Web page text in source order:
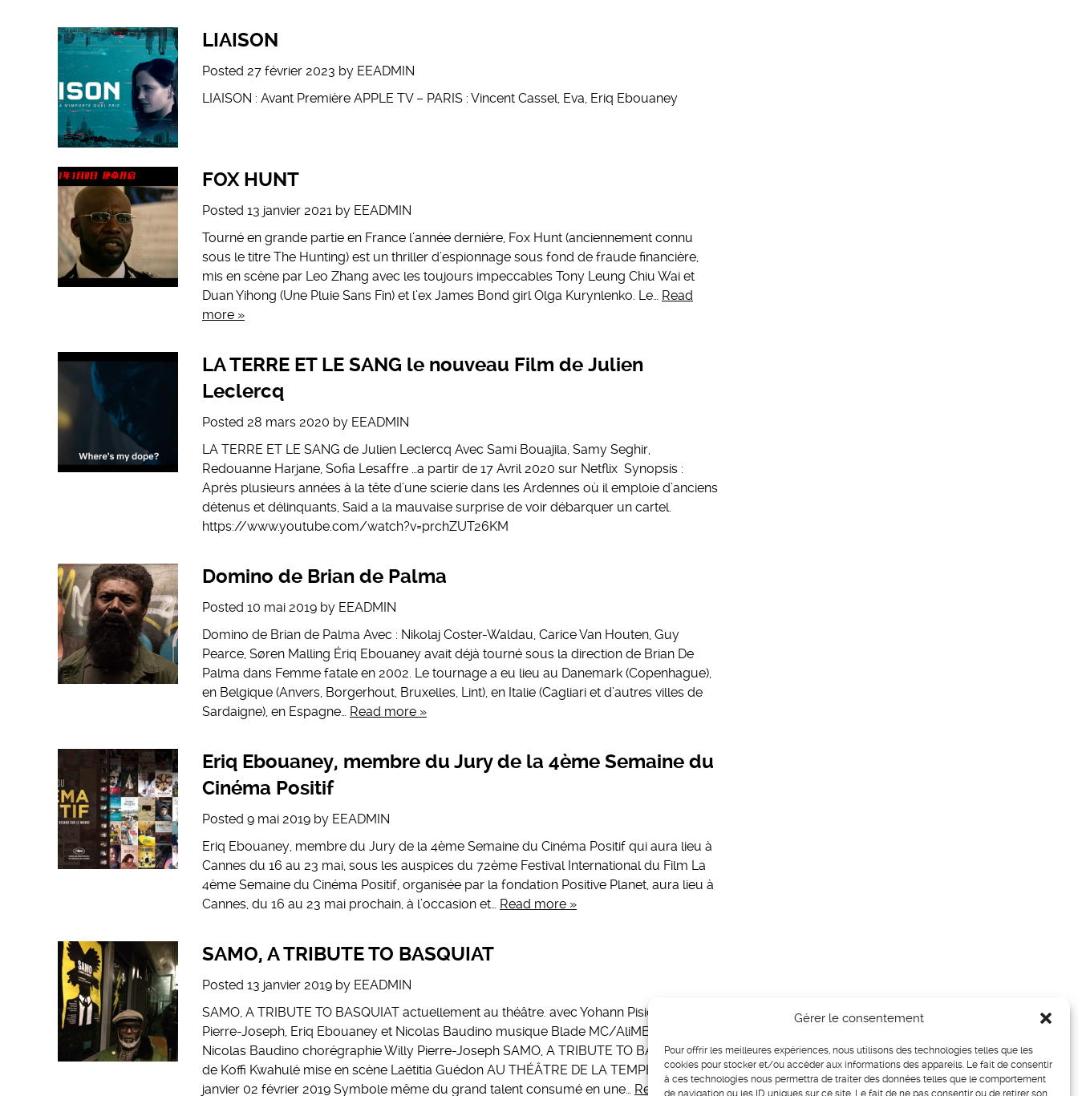
Gérer le consentement
Pour offrir les meilleures expériences, nous utilisons des technologies telles que les
cookies pour stocker et/ou accéder aux informations des appareils. Le fait de consentir
à ces technologies nous permettra de traiter des données telles que le comportement
de navigation ou les ID uniques sur ce site. Le fait de ne pas consentir ou de retirer son
LIAISON
Posted 27 février 2023 by EEADMIN
LIAISON : Avant Première APPLE TV – PARIS : Vincent Cassel, Eva, Eriq Ebouaney
FOX HUNT
Posted 13 janvier 2021 by EEADMIN
Tourné en grande partie en France l’année dernière, Fox Hunt (anciennement connu
sous le titre The Hunting) est un thriller d’espionnage sous fond de fraude financière,
mis en scène par Leo Zhang avec les toujours impeccables Tony Leung Chiu Wai et
Duan Yihong (Une Pluie Sans Fin) et l’ex James Bond girl Olga Kurynlenko. Le… Read
more »
LA TERRE ET LE SANG le nouveau Film de Julien
Leclercq
Posted 28 mars 2020 by EEADMIN
LA TERRE ET LE SANG de Julien Leclercq Avec Sami Bouajila, Samy Seghir,
Redouanne Harjane, Sofia Lesaffre …a partir de 17 Avril 2020 sur Netflix Synopsis :
Après plusieurs années à la tête d’une scierie dans les Ardennes où il emploie d’anciens
détenus et délinquants, Said a la mauvaise surprise de voir débarquer un cartel.
https://www.youtube.com/watch?v=prchZUT26KM
Domino de Brian de Palma
Posted 10 mai 2019 by EEADMIN
Domino de Brian de Palma Avec : Nikolaj Coster-Waldau, Carice Van Houten, Guy
Pearce, Søren Malling Ériq Ebouaney avait déjà tourné sous la direction de Brian De
Palma dans Femme fatale en 2002. Le tournage a eu lieu au Danemark (Copenhague),
en Belgique (Anvers, Borgerhout, Bruxelles, Lint), en Italie (Cagliari et d’autres villes de
Sardaigne), en Espagne… Read more »
Eriq Ebouaney, membre du Jury de la 4ème Semaine du
Cinéma Positif
Posted 9 mai 2019 by EEADMIN
Eriq Ebouaney, membre du Jury de la 4ème Semaine du Cinéma Positif qui aura lieu à
Cannes du 16 au 23 mai, sous les auspices du 72ème Festival International du Film La
4ème Semaine du Cinéma Positif, organisée par la fondation Positive Planet, aura lieu à
Cannes, du 16 au 23 mai prochain, à l’occasion et… Read more »
​SAMO, A TRIBUTE TO BASQUIAT
Posted 13 janvier 2019 by EEADMIN
SAMO, A TRIBUTE TO BASQUIAT actuellement au théâtre. avec Yohann Pisiou, Willy
Pierre-Joseph, Eriq Ebouaney et Nicolas Baudino musique Blade MC/AliMBaye et
Nicolas Baudino chorégraphie Willy Pierre-Joseph ​SAMO, A TRIBUTE TO BASQUIAT
de Koffi Kwahulé mise en scène Laëtitia Guédon AU THÉÂTRE DE LA TEMPÊTE du 11
janvier 02 février 2019 Symbole même du grand talent consumé en une… Read more »